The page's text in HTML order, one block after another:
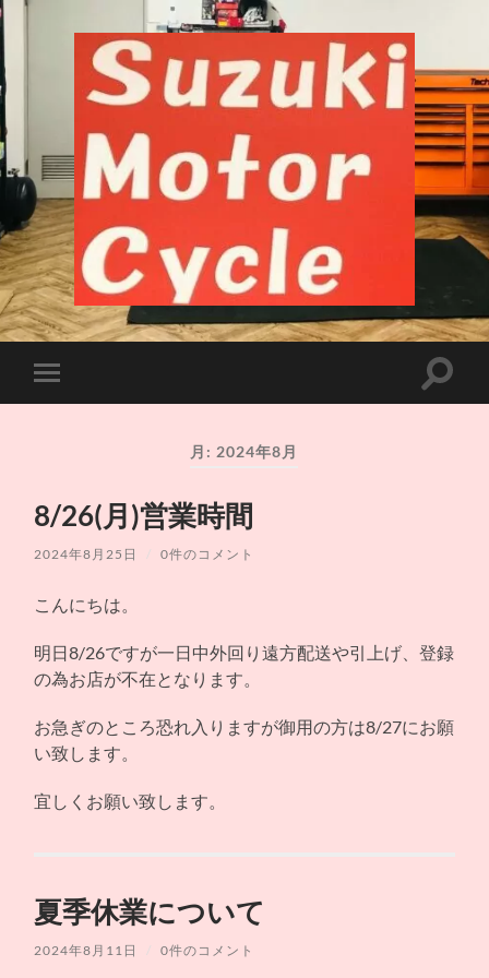
千
葉
市
長
バ
イ
ョ
ッ
ス
ー
イ
ル
モ
バ
ー
を
切
り
え
る
検
月: 2024年8月
8/26(月)営業時間
2024年8月25日 / 0件のコメント
こんにちは。
明日8/26ですが一日中外回り遠方配送や引上げ、登録
の為お店が不在となります。
お急ぎのところ恐れ入りますが御用の方は8/27にお願
い致します。
宜しくお願い致します。
夏季休業について
2024年8月11日 / 0件のコメント